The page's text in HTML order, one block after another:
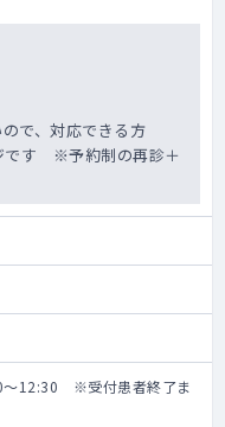
で、対応できる方
です ※予約制の再診＋
～12:30 ※受付患者終了ま